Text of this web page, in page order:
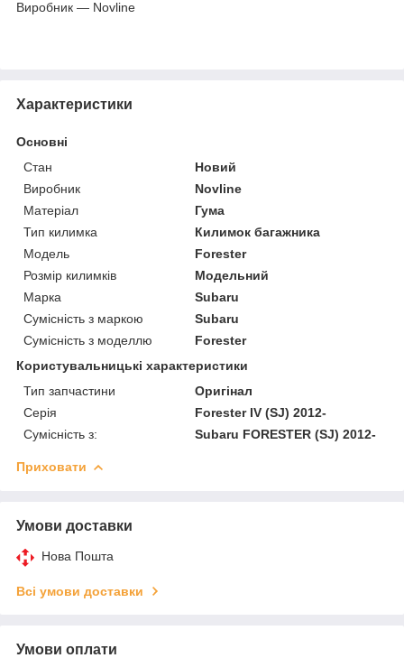
Виробник — Novline
Характеристики
Основні
Стан
Новий
Виробник
Novline
Матеріал
Гума
Тип килимка
Килимок багажника
Модель
Forester
Розмір килимків
Модельний
Марка
Subaru
Сумісність з маркою
Subaru
Сумісність з моделлю
Forester
Користувальницькі характеристики
Тип запчастини
Оригінал
Серія
Forester IV (SJ) 2012-
Сумісність з:
Subaru FORESTER (SJ) 2012-
Приховати
Умови доставки
Нова Пошта
Всі умови доставки
Умови оплати